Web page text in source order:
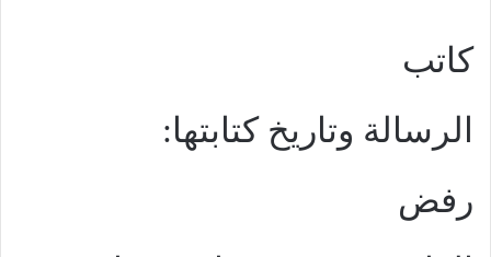
كاتب
الرسالة وتاريخ كتابتها:
رفض